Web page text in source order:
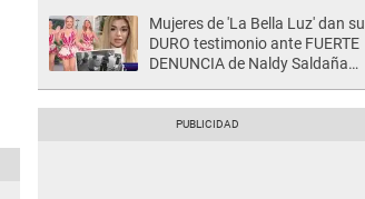
Mujeres de 'La Bella Luz' dan su
DURO testimonio ante FUERTE
DENUNCIA de Naldy Saldaña